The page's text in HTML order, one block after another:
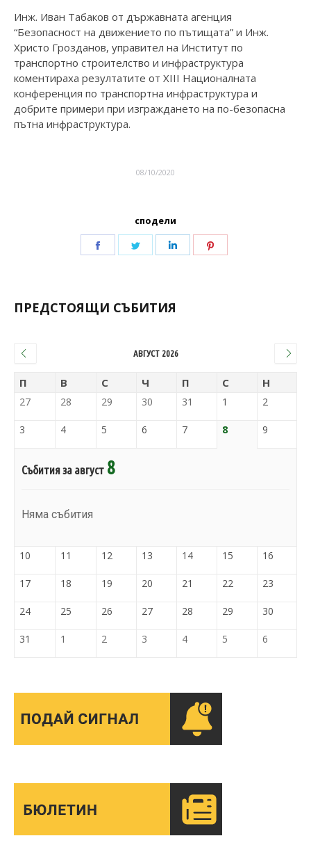
Инж. Иван Табаков от държавната агенция
“Безопасност на движението по пътищата” и Инж.
Христо Грозданов, управител на Институт по
транспортно строителство и инфраструктура
коментираха резултатите от XIII Националната
конференция по транспортна инфраструктура и
добрите примери при изграждането на по-безопасна
пътна инфраструктура.
08/10/2020
сподели
ПРЕДСТОЯЩИ СЪБИТИЯ
АВГУСТ 2026
П В С Ч П С Н
27 28 29 30 31 1 2
3 4 5 6 7 8 9
Събития за август 8
Няма събития
10 11 12 13 14 15 16
17 18 19 20 21 22 23
24 25 26 27 28 29 30
31 1 2 3 4 5 6